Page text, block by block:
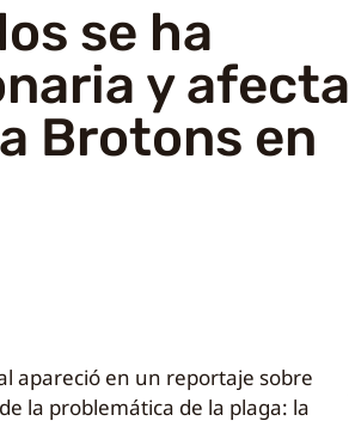
se ha
y afecta
Brotons en
apareció en un reportaje sobre
la problemática de la plaga: la